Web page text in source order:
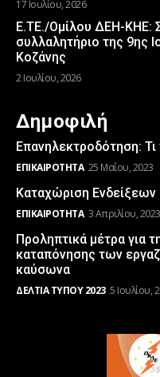
17 Ιουλίου, 2026
Ε.ΤΕ./Ομίλου ΔΕΗ-ΚΗΕ:
συλλαλητήριο της 9ης
Κοζάνης
2 Ιουλίου, 2026
Δημοφιλή
Επανηλεκτροδότηση: Τι
ΕΠΙΚΑΙΡΌΤΗΤΑ 25 Μαΐου, 2023
Καταχώριση
ΕΠΙΚΑΙΡΌΤΗΤΑ 3 Απριλίου, 2023
Προληπτικά μέτρα για
καταπόνησης των
καύσωνα
ΔΕΛΤΊΑ ΤΎΠΟΥ 2023 5 Ιουλίου,